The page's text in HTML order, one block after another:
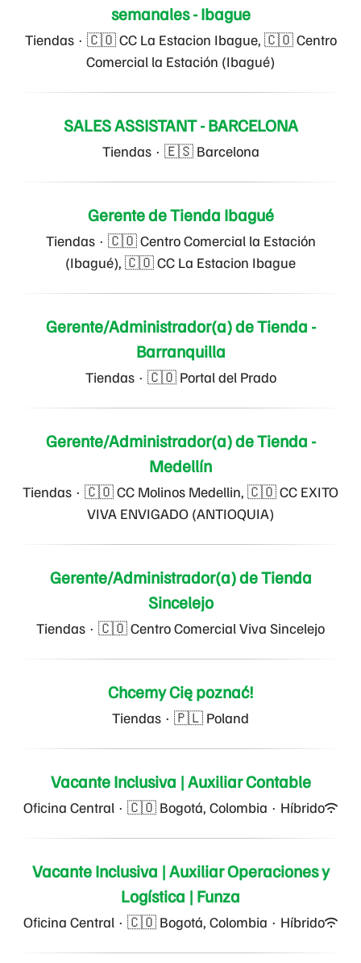
semanales - Ibague
Tiendas · 🇨🇴 CC La Estacion Ibague, 🇨🇴 Centro
Comercial la Estación (Ibagué)
SALES ASSISTANT - BARCELONA
Tiendas · 🇪🇸 Barcelona
Gerente de Tienda Ibagué
Tiendas · 🇨🇴 Centro Comercial la Estación
(Ibagué), 🇨🇴 CC La Estacion Ibague
Gerente/Administrador(a) de Tienda -
Barranquilla
Tiendas · 🇨🇴 Portal del Prado
Gerente/Administrador(a) de Tienda -
Medellín
Tiendas · 🇨🇴 CC Molinos Medellin, 🇨🇴 CC EXITO
VIVA ENVIGADO (ANTIOQUIA)
Gerente/Administrador(a) de Tienda
Sincelejo
Tiendas · 🇨🇴 Centro Comercial Viva Sincelejo
Chcemy Cię poznać!
Tiendas · 🇵🇱 Poland
Vacante Inclusiva | Auxiliar Contable
Oficina Central · 🇨🇴 Bogotá, Colombia · Híbrido
Vacante Inclusiva | Auxiliar Operaciones y
Logística | Funza
Oficina Central · 🇨🇴 Bogotá, Colombia · Híbrido